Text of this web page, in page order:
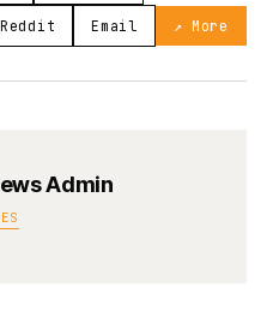
Reddit Email ↗ More
Admin